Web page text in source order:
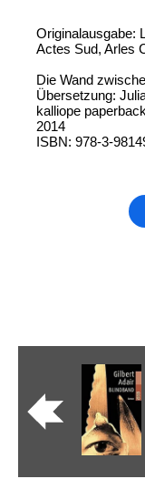
Originalausgabe:
Actes Sud, Arles
Die Wand
Übersetzung:
kalliope
2014
ISBN: 978-3-